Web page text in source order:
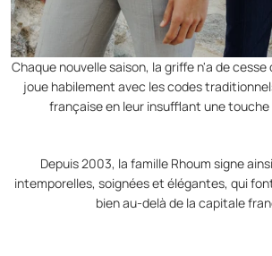
Chaque nouvelle saison, la griffe n'a de
joue habilement avec les codes
française en leur insufflant une
Depuis 2003, la famille Rhoum signe
intemporelles, soignées et élégantes, qui
bien au-delà de la capitale